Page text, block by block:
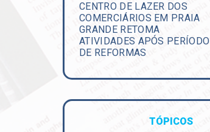
CENTRO DE LAZER DOS
COMERCIÁRIOS EM PRAIA
GRANDE RETOMA
ATIVIDADES APÓS PERÍODO
DE REFORMAS
TÓPICOS